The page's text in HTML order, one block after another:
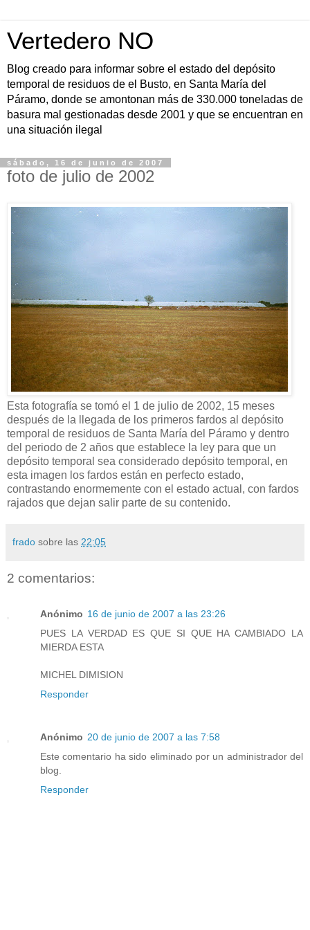
Vertedero NO
Blog creado para informar sobre el estado del depósito
temporal de residuos de el Busto, en Santa María del
Páramo, donde se amontonan más de 330.000 toneladas de
basura mal gestionadas desde 2001 y que se encuentran en
una situación ilegal
sábado, 16 de junio de 2007
foto de julio de 2002
Esta fotografía se tomó el 1 de julio de 2002, 15 meses
después de la llegada de los primeros fardos al depósito
temporal de residuos de Santa María del Páramo y dentro
del periodo de 2 años que establece la ley para que un
depósito temporal sea considerado depósito temporal, en
esta imagen los fardos están en perfecto estado,
contrastando enormemente con el estado actual, con fardos
rajados que dejan salir parte de su contenido.
frado sobre las 22:05
2 comentarios:
Anónimo 16 de junio de 2007 a las 23:26
PUES LA VERDAD ES QUE SI QUE HA CAMBIADO LA
MIERDA ESTA
MICHEL DIMISION
Responder
Anónimo 20 de junio de 2007 a las 7:58
Este comentario ha sido eliminado por un administrador del
blog.
Responder